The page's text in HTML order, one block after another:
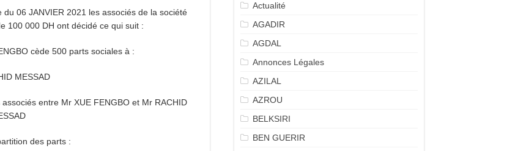
06 JANVIER 2021 les associés de la société
100 000 DH ont décidé ce qui suit :
cède 500 parts sociales à :
MESSAD
entre Mr XUE FENGBO et Mr RACHID
des parts :
Actualité
AGADIR
AGDAL
Annonces Légales
AZILAL
AZROU
BELKSIRI
BEN GUERIR